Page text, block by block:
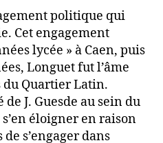
politique qui
Cet engagement
lycée » à Caen, puis
Longuet fut l’âme
du Quartier Latin.
de J. Guesde au sein du
éloigner en raison
s’engager dans